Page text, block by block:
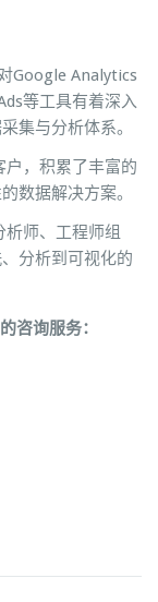
Google Analytics
等工具有着深入
集与分析体系。
户，积累了丰富的
数据解决方案。
析师、工程师组
分析到可视化的
咨询服务：